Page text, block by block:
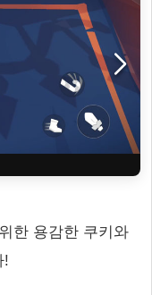
한 용감한 쿠키와
!